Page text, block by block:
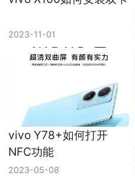
2023-11-01
vivo Y78+如何打开
NFC功能
2023-05-08